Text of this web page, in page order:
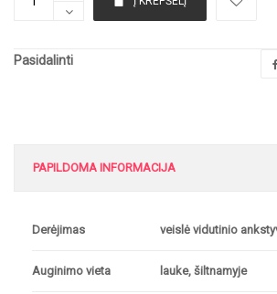
Pasidalinti
PAPILDOMA INFORMACIJA
Derėjimas veislė vidutinio
Auginimo vieta lauke, šiltnamyje